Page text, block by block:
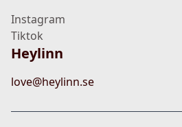
Instagram
Tiktok
Heylinn
love@heylinn.se